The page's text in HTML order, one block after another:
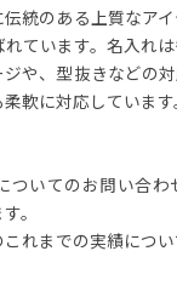
統のある上質なア
ています。名入れは
や、型抜きなどの
軟に対応していま
ついてのお問い合わ
。
れまでの実績につ